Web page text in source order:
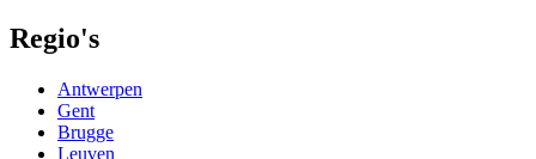
Regio's
Antwerpen
Gent
Brugge
Leuven